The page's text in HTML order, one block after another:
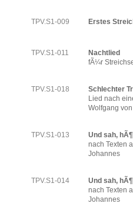
TPV.S1-009 Erstes
TPV.S1-011
Nachtlied
fÃ¼r
TPV.S1-018
Schlechter
Lied nach
Wolfgang
TPV.S1-013
Und sah,
nach Texten
Johannes
TPV.S1-014
Und sah,
nach Texten
Johannes